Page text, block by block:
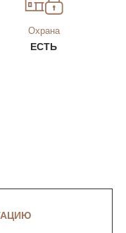
Охрана
ЕСТЬ